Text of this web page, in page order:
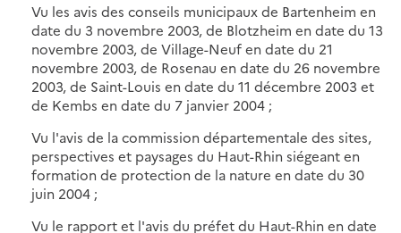
Vu les avis des conseils municipaux de Bartenheim en
date du 3 novembre 2003, de Blotzheim en date du 13
novembre 2003, de Village-Neuf en date du 21
novembre 2003, de Rosenau en date du 26 novembre
2003, de Saint-Louis en date du 11 décembre 2003 et
de Kembs en date du 7 janvier 2004 ;
Vu l'avis de la commission départementale des sites,
perspectives et paysages du Haut-Rhin siégeant en
formation de protection de la nature en date du 30
juin 2004 ;
Vu le rapport et l'avis du préfet du Haut-Rhin en date